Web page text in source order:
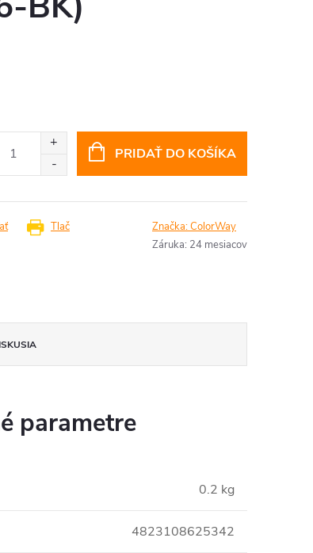
PRIDAŤ DO KOŠÍKA
Tlač Značka:ColorWay
Záruka: 24 mesiacov
parametre
0.2 kg
4823108625342